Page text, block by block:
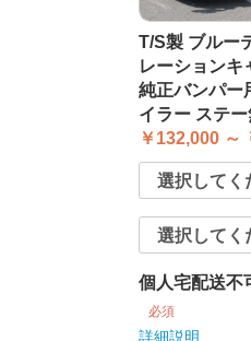
T/S製 ブルー
レーションキ
純正バンパー
イラー ステー
￥132,000 ～
個人宅配送不
必須
詳細説明